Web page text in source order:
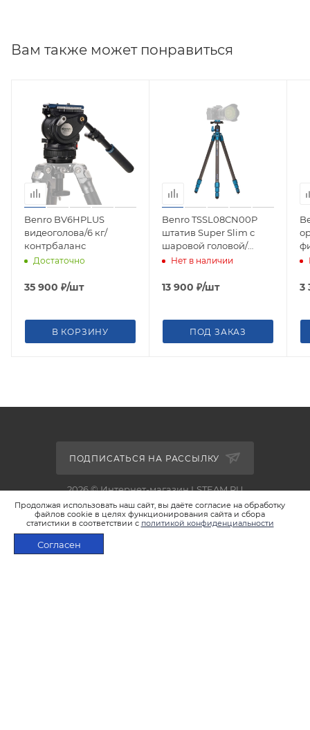
Продолжая использовать наш сайт, вы даёте согласие на обработку
файлов cookie в целях функционирования сайта и сбора
статистики в соответствии с политикой конфиденциальности
Согласен
Вам также может понравиться
Benro BV6HPLUS
видеоголова/6 кг/
контрбаланс
Достаточно
35 900 ₽/шт
В КОРЗИНУ
Benro TSSL08CN00P
штатив Super Slim с
шаровой головой/
карбоновый с цангами
Нет в наличии
13 900 ₽/шт
ПОД ЗАКАЗ
3
ПОДПИСАТЬСЯ НА РАССЫЛКУ
2026 © Интернет-магазин LSTEAM.RU